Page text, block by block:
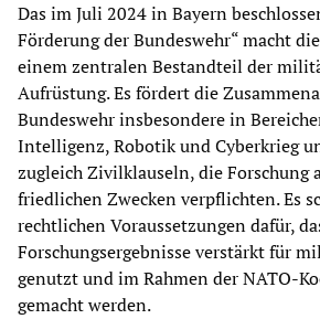
Das im Juli 2024 in Bayern
Förderung der Bundeswehr“ macht
einem zentralen Bestandteil der
Aufrüstung. Es fördert die
Bundeswehr insbesondere in
Intelligenz, Robotik und Cyberkrieg
zugleich Zivilklauseln, die Forschung
friedlichen Zwecken verpflichten. Es
rechtlichen Voraussetzungen dafür,
Forschungsergebnisse verstärkt für
genutzt und im Rahmen der NATO-
gemacht werden.